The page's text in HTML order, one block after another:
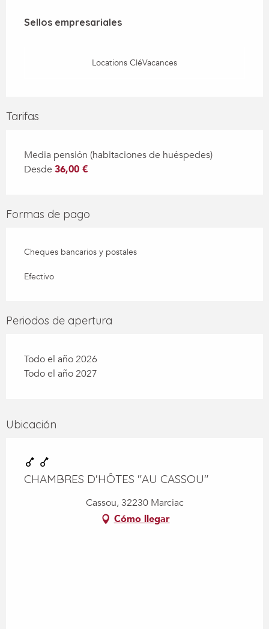
Sellos empresariales
Sellos empresariales
Locations CléVacances
Tarifas
Media pensión (habitaciones de huéspedes)
Desde 36,00 €
Formas de pago
Cheques bancarios y postales
Efectivo
Periodos de apertura
Todo el año 2026
Todo el año 2027
Ubicación
CHAMBRES D'HÔTES "AU CASSOU"
Cassou, 32230 Marciac
Cómo llegar